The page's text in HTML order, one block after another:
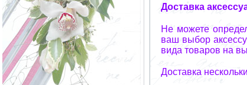
Доставка
Не можете
ваш выбор
вида товаров на
Доставка